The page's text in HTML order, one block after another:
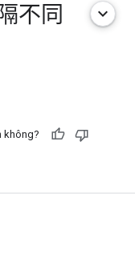
不同
keyboard_arrow_down
không?